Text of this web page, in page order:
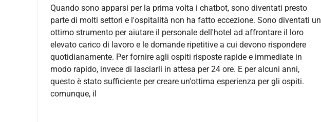
Quando sono apparsi per la prima volta i chatbot, sono diventati presto
parte di molti settori e l'ospitalità non ha fatto eccezione. Sono diventati un
ottimo strumento per aiutare il personale dell'hotel ad affrontare il loro
elevato carico di lavoro e le domande ripetitive a cui devono rispondere
quotidianamente. Per fornire agli ospiti risposte rapide e immediate in
modo rapido, invece di lasciarli in attesa per 24 ore. E per alcuni anni,
questo è stato sufficiente per creare un'ottima esperienza per gli ospiti.
comunque, il